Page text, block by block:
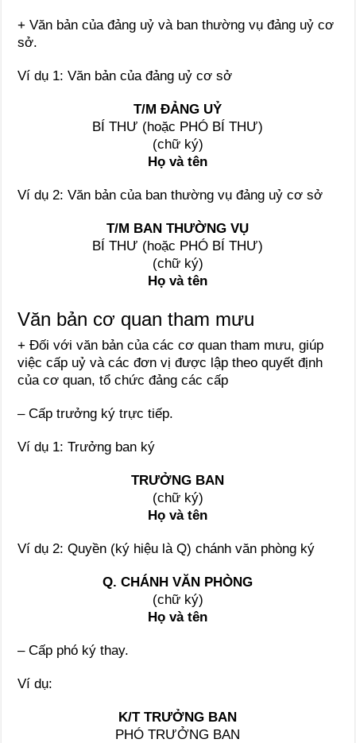
+ Văn bản của đảng uỷ và ban thường vụ đảng uỷ cơ
sở.
Ví dụ 1: Văn bản của đảng uỷ cơ sở
T/M ĐẢNG UỶ
BÍ THƯ (hoặc PHÓ BÍ THƯ)
(chữ ký)
Họ và tên
Ví dụ 2: Văn bản của ban thường vụ đảng uỷ cơ sở
T/M BAN THƯỜNG VỤ
BÍ THƯ (hoặc PHÓ BÍ THƯ)
(chữ ký)
Họ và tên
Văn bản cơ quan tham mưu
+ Đối với văn bản của các cơ quan tham mưu, giúp
việc cấp uỷ và các đơn vị được lập theo quyết định
của cơ quan, tổ chức đảng các cấp
– Cấp trưởng ký trực tiếp.
Ví dụ 1: Trưởng ban ký
TRƯỞNG BAN
(chữ ký)
Họ và tên
Ví dụ 2: Quyền (ký hiệu là Q) chánh văn phòng ký
Q. CHÁNH VĂN PHÒNG
(chữ ký)
Họ và tên
– Cấp phó ký thay.
Ví dụ:
K/T TRƯỞNG BAN
PHÓ TRƯỞNG BAN